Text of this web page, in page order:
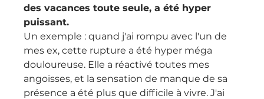
des vacances toute seule, a été hyper
puissant.
Un exemple : quand j'ai rompu avec l'un de
mes ex, cette rupture a été hyper méga
douloureuse. Elle a réactivé toutes mes
angoisses, et la sensation de manque de sa
présence a été plus que difficile à vivre. J'ai